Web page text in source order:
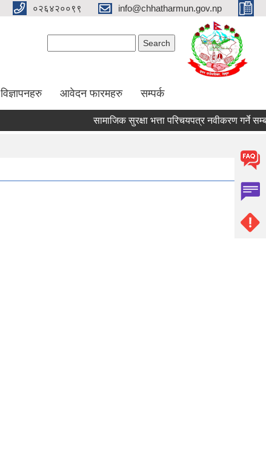
०२६४२००९९ info@chhatharmun.gov.np
विज्ञापनहरु आवेदन फारमहरु सम्पर्क
सामाजिक सुरक्षा भत्ता परिचयपत्र नवीकरण गर्ने